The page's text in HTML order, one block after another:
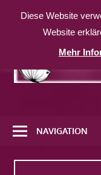
Inhalt
weitere
Website
NAVIGATION
Diese Website
Website
Mehr